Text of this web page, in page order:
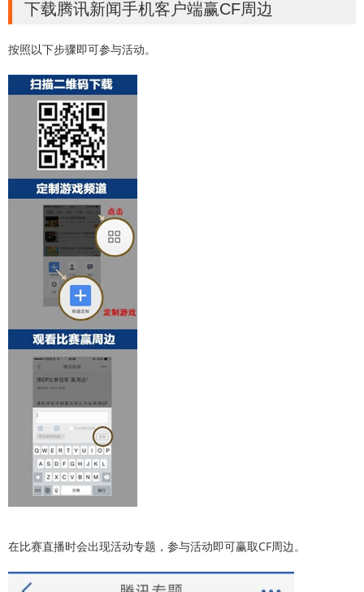
下载腾讯新闻手机客户端赢CF周边
按照以下步骤即可参与活动。
在比赛直播时会出现活动专题，参与活动即可赢取CF周边。